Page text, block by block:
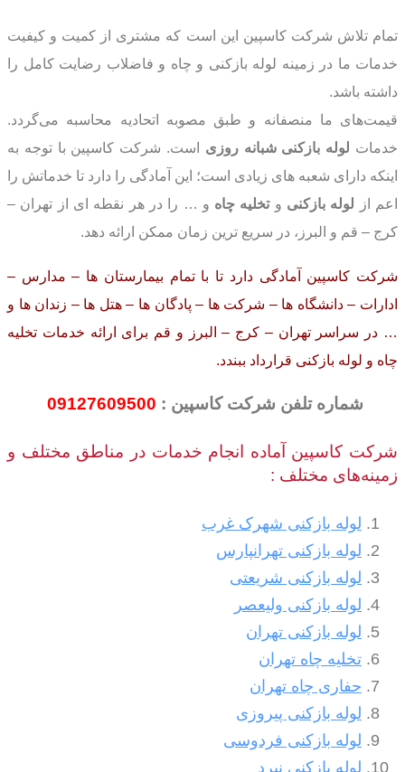
تمام تلاش شرکت کاسپین این است که مشتری از کمیت و کیفیت
خدمات ما در زمینه لوله بازکنی و چاه و فاضلاب رضایت کامل را
داشته باشد.
قیمت‌های ما منصفانه و طبق مصوبه اتحادیه محاسبه می‌گردد.
خدمات لوله بازکنی شبانه روزی است. شرکت کاسپین با توجه به
اینکه دارای شعبه های زیادی است؛ این آمادگی را دارد تا خدماتش را
اعم از لوله بازکنی وتخلیه چاه و … را در هر نقطه ای از تهران –
کرج – قم و البرز، در سریع ترین زمان ممکن ارائه دهد.
شرکت کاسپین
آمادگی دارد تا با تمام بیمارستان ها – مدارس –
ادارات – دانشگاه ها – شرکت ها – پادگان ها – هتل ها – زندان ها و
… در سراسر تهران – کرج – البرز و قم برای ارائه خدمات تخلیه
چاه و لوله بازکنی قرارداد ببندد.
شماره تلفن شرکت کاسپین : 09127609500
شرکت کاسپین آماده انجام خدمات در مناطق مختلف و
زمینه‌های مختلف :
لوله بازکنی شهرک غرب
لوله بازکنی تهرانپارس
لوله بازکنی شریعتی
لوله بازکنی ولیعصر
لوله بازکنی تهران
تخلیه چاه تهران
حفاری چاه تهران
لوله بازکنی پیروزی
لوله بازکنی فردوسی
لوله بازکنی نبرد